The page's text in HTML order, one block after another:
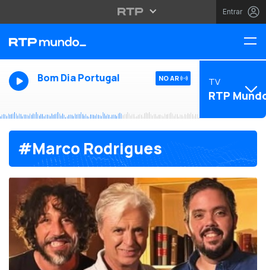
Entrar
Bom Dia Portugal NO AR TV
RTP
#Marco Rodrigues